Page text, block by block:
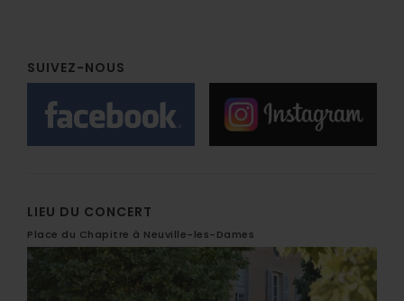
SUIVEZ-NOUS
LIEU DU CONCERT
Place du Chapitre à Neuville-les-Dames